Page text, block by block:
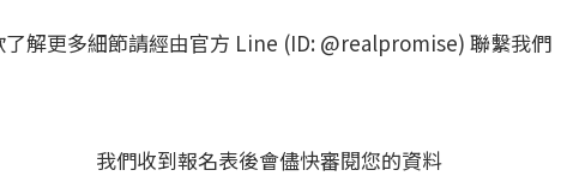
了解更多細節請經由官方 Line (ID: @realpromise) 聯繫我們
我們收到報名表後會儘快審閱您的資料